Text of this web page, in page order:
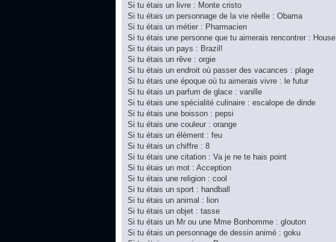
Si tu étais un livre : Monte cristo
Si tu étais un personnage de la vie réelle : Obama
Si tu étais un métier : Pharmacien
Si tu étais une personne que tu aimerais rencontrer : House
Si tu étais un pays : Brazil!
Si tu étais un rêve : orgie
Si tu étais un endroit où passer des vacances : plage
Si tu étais une époque où tu aimerais vivre : le futur
Si tu étais un parfum de glace : vanille
Si tu étais une spécialité culinaire : escalope de dinde
Si tu étais une boisson : pepsi
Si tu étais une couleur : orange
Si tu étais un élément : feu
Si tu étais un chiffre : 8
Si tu étais une citation : Va je ne te hais point
Si tu étais un mot : Acception
Si tu étais une religion : cool
Si tu étais un sport : handball
Si tu étais un animal : lion
Si tu étais un objet : tasse
Si tu étais un Mr ou une Mme Bonhomme : glouton
Si tu étais un personnage de dessin animé : goku